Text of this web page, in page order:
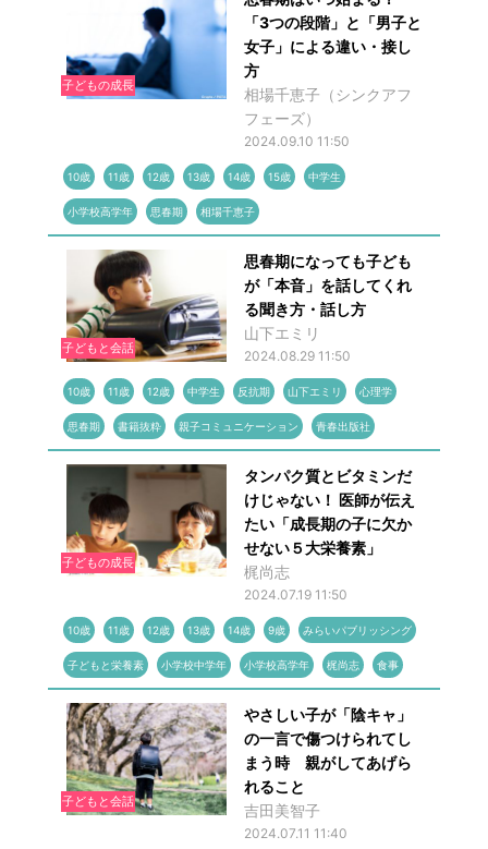
子どもの成長
「3つの段階」と「男子と
女子」による違い・接し
方
相場千恵子（シンクアフ
フェーズ）
2024.09.10 11:50
10歳 11歳 12歳 13歳 14歳 15歳 中学生
小学校高学年 思春期 相場千恵子
子どもと会話
思春期になっても子ども
が「本音」を話してくれ
る聞き方・話し方
山下エミリ
2024.08.29 11:50
10歳 11歳 12歳 中学生 反抗期 山下エミリ 心理学
思春期 書籍抜粋 親子コミュニケーション 青春出版社
子どもの成長
タンパク質とビタミンだ
けじゃない！ 医師が伝え
たい「成長期の子に欠か
せない５大栄養素」
梶尚志
2024.07.19 11:50
10歳 11歳 12歳 13歳 14歳 9歳 みらいパブリッシング
子どもと栄養素 小学校中学年 小学校高学年 梶尚志 食事
子どもと会話
やさしい子が「陰キャ」
の一言で傷つけられてし
まう時 親がしてあげら
れること
吉田美智子
2024.07.11 11:40